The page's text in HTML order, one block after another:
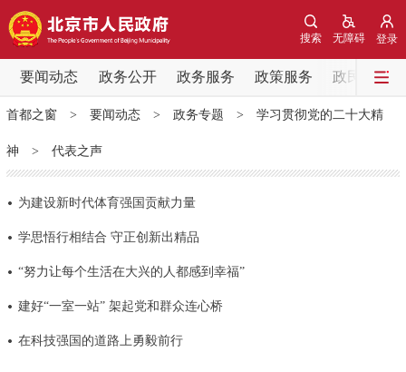
登录
无障碍
搜索
要闻动态 政务公开 政务服务 政策服务 政民互动
要闻动态
党中央精神 国务院信息 中央部委动态
北京要闻 会议信息 部门动态
各区热点
政务公开
首都之窗> 要闻动态> 政务专题 > 学习贯彻党的二十大精
神 > 代表之声
为建设新时代体育强国贡献力量
学思悟行相结合 守正创新出精品
“努力让每个生活在大兴的人都感到幸福”
建好“一室一站” 架起党和群众连心桥
在科技强国的道路上勇毅前行